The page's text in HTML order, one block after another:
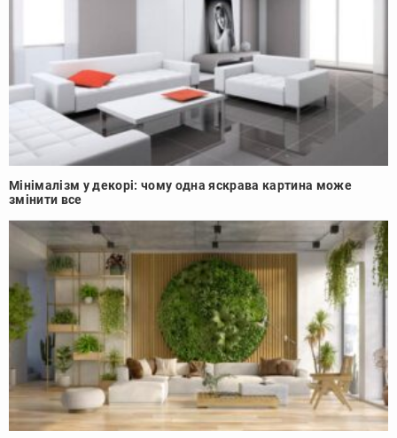
Мінімалізм у декорі: чому одна яскрава картина може
змінити все